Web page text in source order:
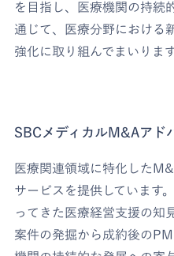
を目指し、医療機関の持続
通じて、医療分野における
強化に取り組んでまいります
SBCメディカルM&Aアド
医療関連領域に特化した
サービスを提供しています
ってきた医療経営支援の知
案件の発掘から成約後の